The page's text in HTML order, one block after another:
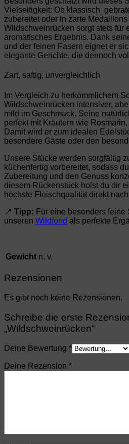
Vielseitigkeit: Ob klassisch
zubereitet oder in zarte
Wildschweinrücken sorgt stets für
aromatisches Ergebnis. Dank
und der feinen Fasern eignet er
elegante Gerichte, die dennoch
Zart, saftig, unvergleichlich
Im Vergleich zu herkömmlichem
Wildschweinrücken intensiver,
mild im Geschmack. Seine
perfekt mit Kräutern wie
Damit wird er zum idealen
besondere Gäste oder den
Unsere Stücke werden sorgfältig
küchenfertig vorbereitet, sodass
Zubereitung und den Genuss
diesem Rückenstück holst du dir
höchste Fleischqualität direkt
📍 Tipp: Für eine besonders
unseren Wildfond als perfekte
Gewicht n. v.
Rezensionen
Es gibt noch keine Rezensionen.
Schreibe die erste
„Wildschweinrücken“
Deine Bewertung *
Deine Rezension *